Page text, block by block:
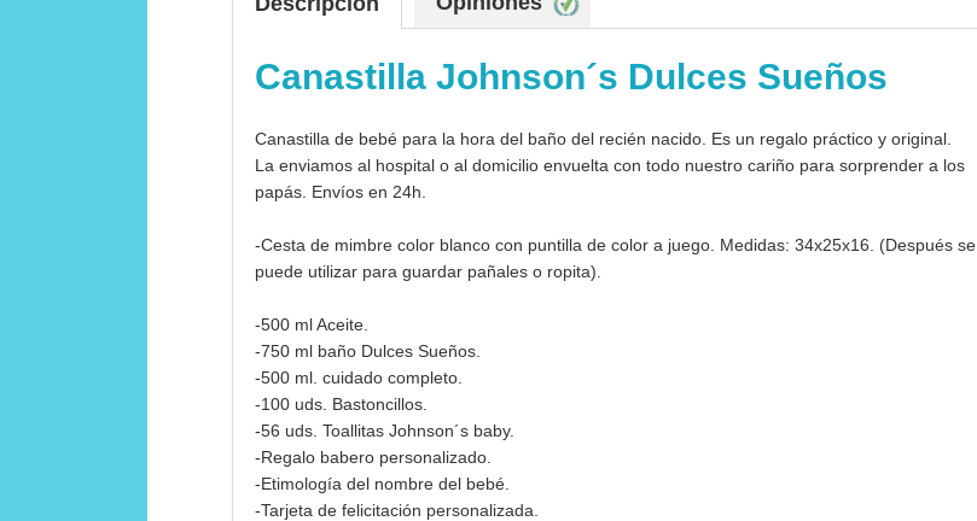
Canastilla Johnson´s Dulces Sueños
Canastilla de bebé para la hora del baño del recién nacido. Es un regalo práctico y original.
La enviamos al hospital o al domicilio envuelta con todo nuestro cariño para sorprender a los
papás. Envíos en 24h.
-Cesta de mimbre color blanco con puntilla de color a juego. Medidas: 34x25x16. (Después se
puede utilizar para guardar pañales o ropita).
-500 ml Aceite.
-750 ml baño Dulces Sueños.
-500 ml. cuidado completo.
-100 uds. Bastoncillos.
-56 uds. Toallitas Johnson´s baby.
-Regalo babero personalizado.
-Etimología del nombre del bebé.
-Tarjeta de felicitación personalizada.